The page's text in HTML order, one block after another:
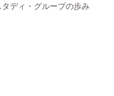
ディ・グループの歩み